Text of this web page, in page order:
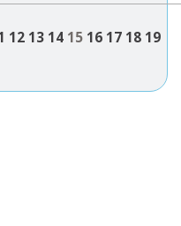
12 13 14 15 16 17 18 19